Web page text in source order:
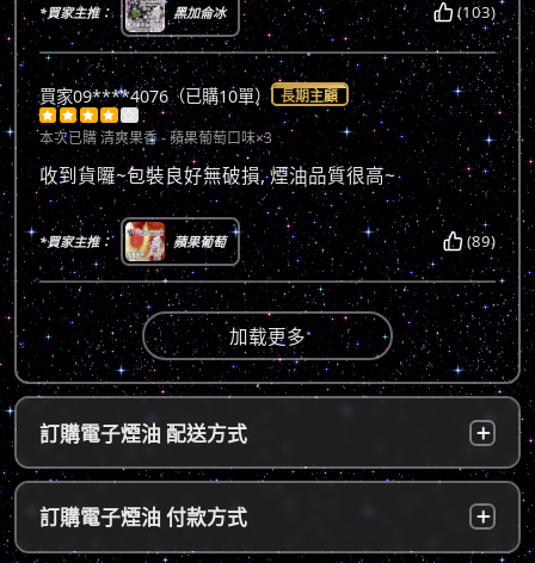
*買家主推： 黑加侖冰 (103)
買家09****4076（已購10單） 長期主顧
    
本次已購清爽果香 - 蘋果葡萄口味×3
收到貨囉~包裝良好無破損, 煙油品質很高~
*買家主推： 蘋果葡萄 (89)
加载更多
訂購電子煙油 配送方式
台灣本島：
a. 黑貓宅配：訂單成立後，24小時內寄出，2
～5個工作天內可送達指定地址。
訂購電子煙油 付款方式